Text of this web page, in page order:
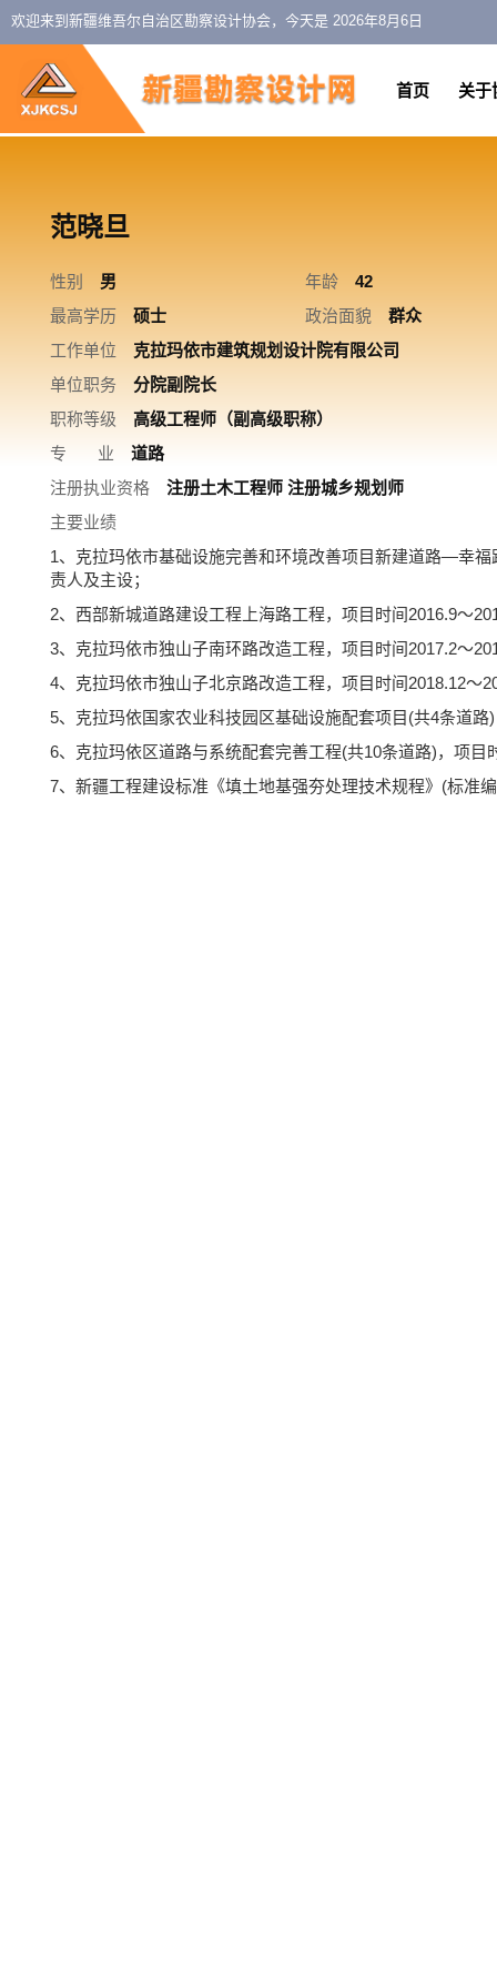
欢迎来到新疆维吾尔自治区勘察设计协会，今天是 2026年8月6日
首页 关于
范晓旦
性别 男 年龄
42
最高学历
硕士 政治面貌
群众
工作单位
克拉玛依市建筑规划设计院有限公司
单位职务
分院副院长
职称等级
高级工程师（副高级职称）
专 业
道路
注册执业资格
注册土木工程师 注册城乡规划师
主要业绩
1、克拉玛依市基础设施完善和环境改善项目新建道路—幸
责人及主设；
2、西部新城道路建设工程上海路工程，项目时间2016.9～
3、克拉玛依市独山子南环路改造工程，项目时间2017.2～
4、克拉玛依市独山子北京路改造工程，项目时间2018.12～
5、克拉玛依国家农业科技园区基础设施配套项目(共4条道
6、克拉玛依区道路与系统配套完善工程(共10条道路)，项目
7、新疆工程建设标准《填土地基强夯处理技术规程》(标准